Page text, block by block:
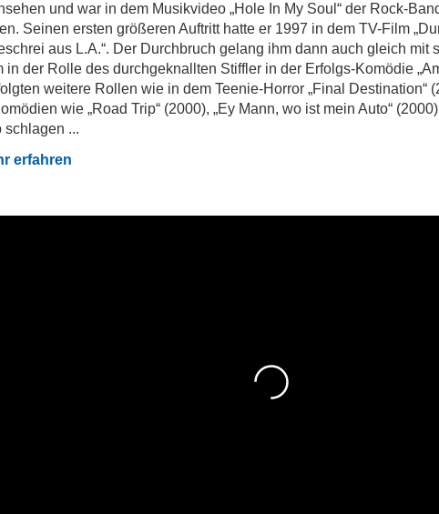
und war in dem Musikvideo „Hole In My Soul“ der Rock-
Seinen ersten größeren Auftritt hatte er 1997 in dem TV-Film
aus L.A.“. Der Durchbruch gelang ihm dann auch gleich mit
in der Rolle des durchgeknallten Stiffler in der Erfolgs-Komödie
weitere Rollen wie in dem Teenie-Horror „Final Destination“
wie „Road Trip“ (2000), „Ey Mann, wo ist mein Auto“
schlagen ...
erfahren